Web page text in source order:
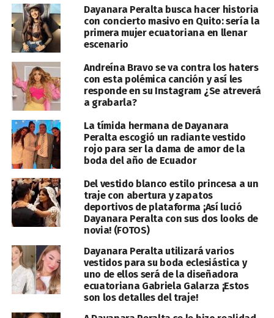
Dayanara Peralta busca hacer historia
con concierto masivo en Quito: sería la
primera mujer ecuatoriana en llenar
escenario
Andreína Bravo se va contra los haters
con esta polémica canción y así les
responde en su Instagram ¿Se atreverá
a grabarla?
La tímida hermana de Dayanara
Peralta escogió un radiante vestido
rojo para ser la dama de amor de la
boda del año de Ecuador
Del vestido blanco estilo princesa a un
traje con abertura y zapatos
deportivos de plataforma ¡Así lució
Dayanara Peralta con sus dos looks de
novia! (FOTOS)
Dayanara Peralta utilizará varios
vestidos para su boda eclesiástica y
uno de ellos será de la diseñadora
ecuatoriana Gabriela Galarza ¡Estos
son los detalles del traje!